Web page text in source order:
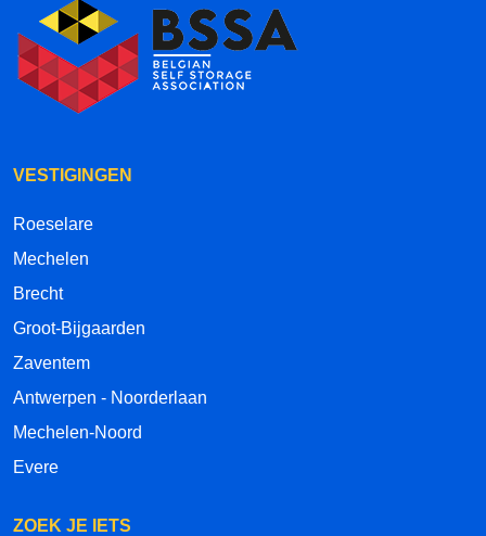
VESTIGINGEN
Roeselare
Mechelen
Brecht
Groot-Bijgaarden
Zaventem
Antwerpen - Noorderlaan
Mechelen-Noord
Evere
ZOEK JE IETS